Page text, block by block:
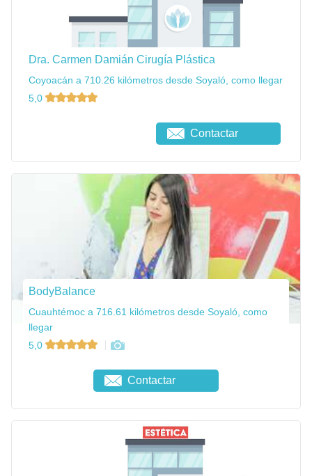
Dra. Carmen Damián Cirugía Plástica
Coyoacán a 710.26 kilómetros desde Soyaló, como llegar
5,0
Contactar
BodyBalance
Cuauhtémoc a 716.61 kilómetros desde Soyaló, como
llegar
5,0
Contactar